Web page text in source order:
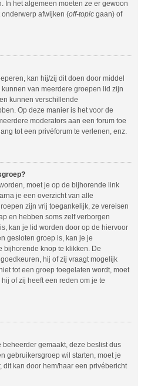
In het algemeen moeten ze er gewoon
afwijken (off-topic gaan) of
kan hij/zij dit doen door middel
van meerdere groepen lid zijn
kunnen verschillende
Op deze manier is het voor de
moderators aan een forum toe
tot een privéforum te verlenen, enz.
moet je op de bijhorende link
je een overzicht van alle
zijn vrij toegankelijk, ze vereisen
en hebben soms zelf verborgen
kan je lid worden door op de hiervoor
gesloten groep is, kan je je
bijhorende knop te klikken. De
hij of zij vraagt mogelijk
tot een groep toegelaten wordt, moet
of zij heeft een reden om je te
gemaakt, deze beslist dus
gebruikersgroep wil starten, moet je
dit kan door hem/haar een privébericht